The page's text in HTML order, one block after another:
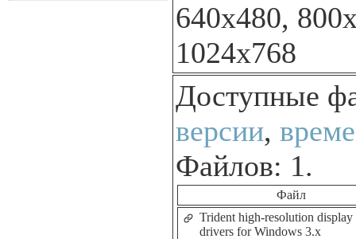
640x480,
1024x768
Доступные
версии,
Файлов: 1.
Файл
Trident high-resolution display
drivers for Windows 3.x